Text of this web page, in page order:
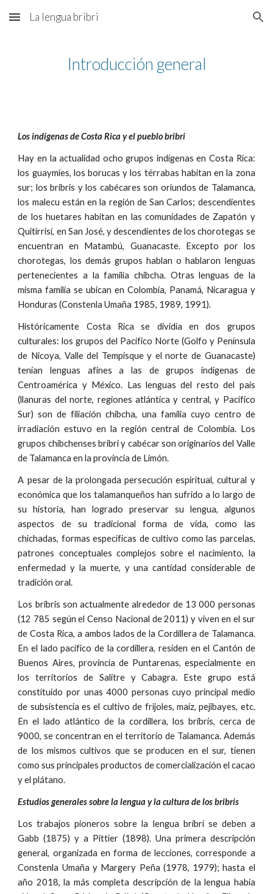
Skip to main content Skip to navigation
La lengua bribri
Introducción general
Los indígenas de Costa Rica y el pueblo bribri
Hay en la actualidad ocho grupos indígenas en Costa Rica:
los guaymíes, los borucas y los térrabas habitan en la zona
sur; los bribris y los cabécares son oriundos de Talamanca,
los malecu están en la región de San Carlos; descendientes
de los huetares habitan en las comunidades de Zapatón y
Quitirrisí, en San José, y descendientes de los chorotegas se
encuentran en Matambú, Guanacaste. Excepto por los
chorotegas, los demás grupos hablan o hablaron lenguas
pertenecientes a la familia chibcha. Otras lenguas de la
misma familia se ubican en Colombia, Panamá, Nicaragua y
Honduras (Constenla Umaña 1985, 1989, 1991).
Históricamente Costa Rica se dividía en dos grupos
culturales: los grupos del Pacífico Norte (Golfo y Península
de Nicoya, Valle del Tempisque y el norte de Guanacaste)
tenían lenguas afines a las de grupos indígenas de
Centroamérica y México. Las lenguas del resto del país
(llanuras del norte, regiones atlántica y central, y Pacífico
Sur) son de filiación chibcha, una familia cuyo centro de
irradiación estuvo en la región central de Colombia. Los
grupos chibchenses bribri y cabécar son originarios del Valle
de Talamanca en la provincia de Limón.
A pesar de la prolongada persecución espiritual, cultural y
económica que los talamanqueños han sufrido a lo largo de
su historia, han logrado preservar su lengua, algunos
aspectos de su tradicional forma de vida, como las
chichadas, formas específicas de cultivo como las parcelas,
patrones conceptuales complejos sobre el nacimiento, la
enfermedad y la muerte, y una cantidad considerable de
tradición oral.
Los bribris son actualmente alrededor de 13 000 personas
(12 785 según el Censo Nacional de 2011) y viven en el sur
de Costa Rica, a ambos lados de la Cordillera de Talamanca.
En el lado pacífico de la cordillera, residen en el Cantón de
Buenos Aires, provincia de Puntarenas, especialmente en
los territorios de Salitre y Cabagra. Este grupo está
constituido por unas 4000 personas cuyo principal medio
de subsistencia es el cultivo de frijoles, maíz, pejibayes, etc.
En el lado atlántico de la cordillera, los bribris, cerca de
9000, se concentran en el territorio de Talamanca. Además
de los mismos cultivos que se producen en el sur, tienen
como sus principales productos de comercialización el cacao
y el plátano.
Estudios generales sobre la lengua y la cultura de los bribris
Los trabajos pioneros sobre la lengua bribri se deben a
Gabb (1875) y a Pittier (1898). Una primera descripción
general, organizada en forma de lecciones, corresponde a
Constenla Umaña y Margery Peña (1978, 1979); hasta el
año 2018, la más completa descripción de la lengua había